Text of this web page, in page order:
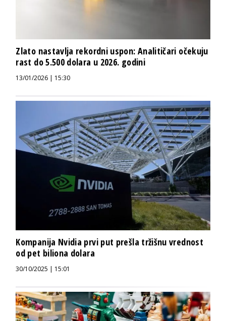
Zlato nastavlja rekordni uspon: Analitičari očekuju
rast do 5.500 dolara u 2026. godini
13/01/2026 | 15:30
Kompanija Nvidia prvi put prešla tržišnu vrednost
od pet biliona dolara
30/10/2025 | 15:01